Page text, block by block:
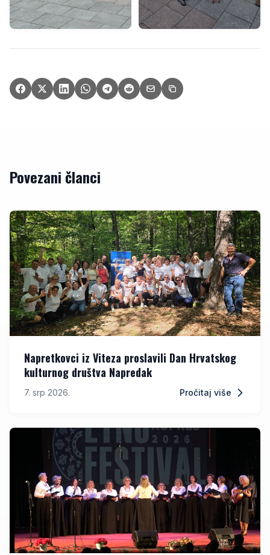
Povezani članci
Napretkovci iz Viteza proslavili Dan Hrvatskog
kulturnog društva Napredak
7. srp 2026. Pročitaj više